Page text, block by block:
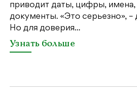
приводит даты, цифры, имена,
документы. «Это серьезно», –
Но для доверия...
Узнать больше